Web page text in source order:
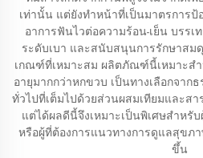
เท่านั้น แต่ยังทำหน้าที่เป็นมาตรการ
อาการฟันไวต่อความร้อน-เย็น บรรเ
ระดับเบา และสนับสนุนการรักษาสม
เกณฑ์ที่เหมาะสม ผลิตภัณฑ์นี้เหมาะส
อายุมากกว่าหกขวบ เป็นทางเลือกจา
ทั่วไปที่เต็มไปด้วยส่วนผสมเทียมและส
แต่ได้ผลดีนี้จึงเหมาะเป็นพิเศษสำหรั
หรือผู้ที่ต้องการแนวทางการดูแลสุขภ
ขึ้น